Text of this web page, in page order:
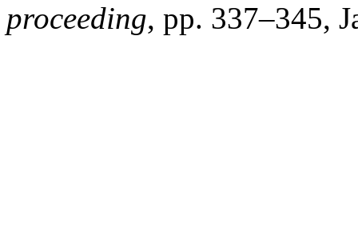
proceeding, pp. 337–345,